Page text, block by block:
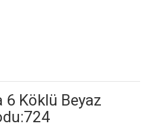
6 Köklü Beyaz